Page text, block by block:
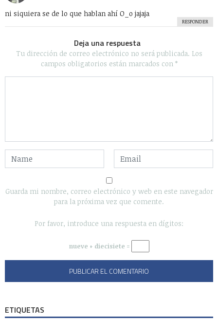
ni siquiera se de lo que hablan ahí O_o jajaja
RESPONDER
Deja una respuesta
Tu dirección de correo electrónico no será publicada. Los
campos obligatorios están marcados con *
Guarda mi nombre, correo electrónico y web en este navegador
para la próxima vez que comente.
Por favor, introduce una respuesta en dígitos:
nueve + diecisiete =
ETIQUETAS